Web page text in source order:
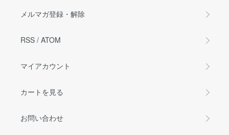
メルマガ登録・解除
RSS / ATOM
マイアカウント
カートを見る
お問い合わせ